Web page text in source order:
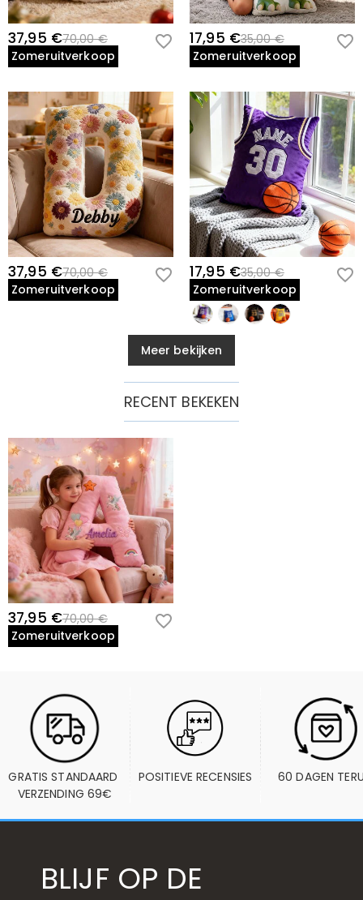
37,95 €70,00 €
Zomeruitverkoop
17,95 €35,00 €
Zomeruitverkoop
37,95 €70,00 €
Zomeruitverkoop
17,95 €35,00 €
Zomeruitverkoop
Meer bekijken
RECENT BEKEKEN
37,95 €70,00 €
Zomeruitverkoop
GRATIS STANDAARD
VERZENDING 69€
POSITIEVE RECENSIES 60 DAGEN
BLIJF OP DE